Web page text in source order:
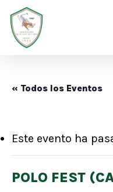
Skip
main
« Todos los Eventos
Este evento ha
POLO FEST